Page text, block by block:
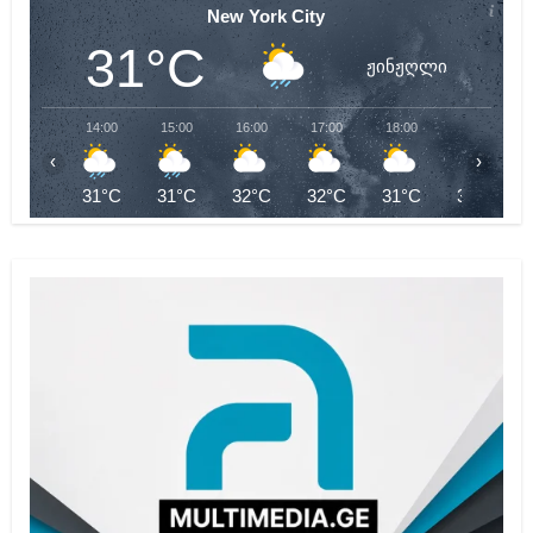
New York City
31°C ჟინჟღლი
14:00
31°C
15:00
31°C
16:00
32°C
17:00
32°C
18:00
31°C
19:00
31°C
‹ ›